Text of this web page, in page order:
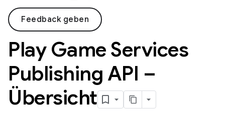
Feedback geben
Play Game Services
Publishing API –
Übersicht